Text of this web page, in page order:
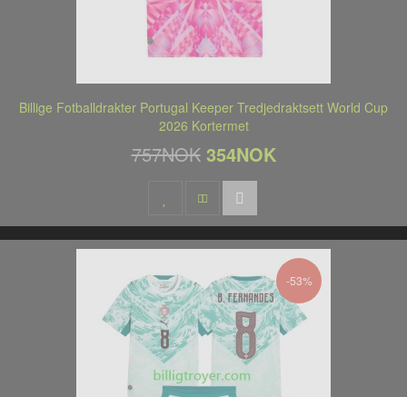
Billige Fotballdrakter Portugal Keeper Tredjedraktsett World Cup
2026 Kortermet
757NOK 354NOK
-53%